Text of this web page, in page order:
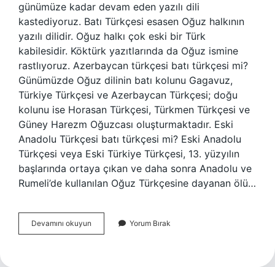
günümüze kadar devam eden yazılı dili
kastediyoruz. Batı Türkçesi esasen Oğuz halkının
yazılı dilidir. Oğuz halkı çok eski bir Türk
kabilesidir. Köktürk yazıtlarında da Oğuz ismine
rastlıyoruz. Azerbaycan türkçesi batı türkçesi mi?
Günümüzde Oğuz dilinin batı kolunu Gagavuz,
Türkiye Türkçesi ve Azerbaycan Türkçesi; doğu
kolunu ise Horasan Türkçesi, Türkmen Türkçesi ve
Güney Harezm Oğuzcası oluşturmaktadır. Eski
Anadolu Türkçesi batı türkçesi mi? Eski Anadolu
Türkçesi veya Eski Türkiye Türkçesi, 13. yüzyılın
başlarında ortaya çıkan ve daha sonra Anadolu ve
Rumeli’de kullanılan Oğuz Türkçesine dayanan ölü…
Devamını okuyun
Türkçesi
Yorum Bırak